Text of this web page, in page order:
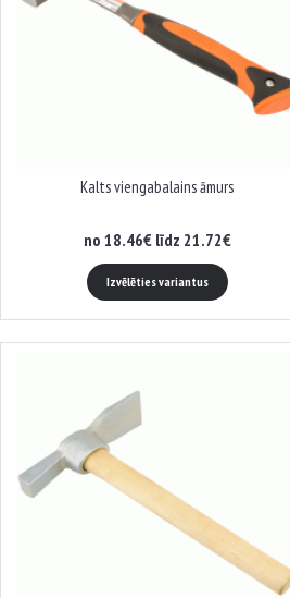
Kalts viengabalains āmurs
no 18.46€ līdz 21.72€
Izvēlēties variantus